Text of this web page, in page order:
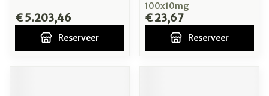
€ 5.203,46
Reserveer
100x10mg
€ 23,67
Reserveer